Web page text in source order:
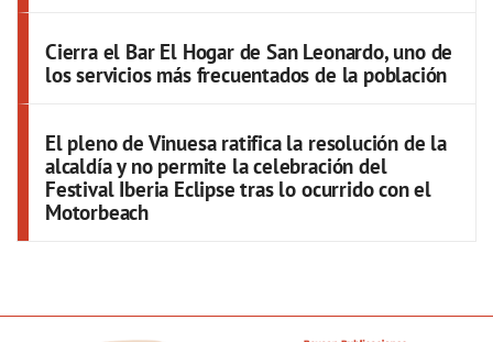
Cierra el Bar El Hogar de San Leonardo, uno de
los servicios más frecuentados de la población
El pleno de Vinuesa ratifica la resolución de la
alcaldía y no permite la celebración del
Festival Iberia Eclipse tras lo ocurrido con el
Motorbeach